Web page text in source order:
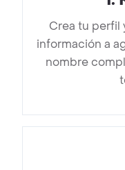
Crea tu perfil
información a
nombre